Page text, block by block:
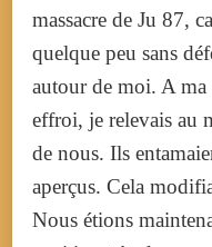
massacre de Ju 87,
quelque peu sans
autour de moi. A
effroi, je relevais au
de nous. Ils
aperçus. Cela
Nous étions